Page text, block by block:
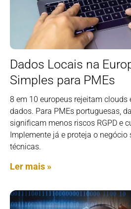
Dados Locais na
Simples para PMEs
8 em 10 europeus rejeitam clouds
dados. Para PMEs portuguesas,
significam menos riscos RGPD e
Implemente já e proteja o
técnicas.
Ler mais »